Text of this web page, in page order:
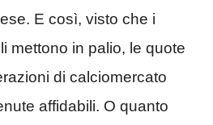
E così, visto che i
mettono in palio, le quote
di calciomercato
affidabili. O quanto